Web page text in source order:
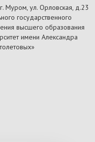
Муром, ул. Орловская, д.23
государственного
высшего образования
имени Александра